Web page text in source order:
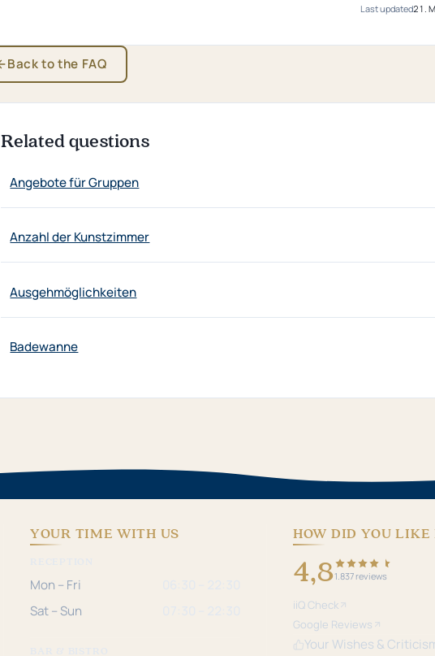
Last updated21.
Back to the FAQ
Related questions
Angebote für Gruppen
Anzahl der Kunstzimmer
Ausgehmöglichkeiten
Badewanne
YOUR TIME WITH US
Mon – Fri
Sat – Sun
HOW DID YOU LIKE
4,81.837 reviews
iiQ Check
Google Reviews
Your Wishes &